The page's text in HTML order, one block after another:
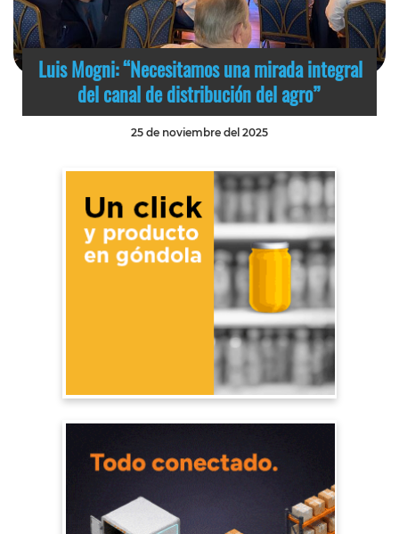
Luis Mogni: “Necesitamos una mirada integral
del canal de distribución del agro”
25 de noviembre del 2025